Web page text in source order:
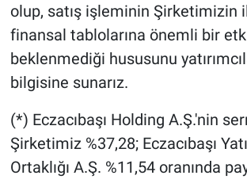
olup, satış işleminin Şirketimizin
finansal tablolarına önemli bir
beklenmediği hususunu
bilgisine sunarız.
(*) Eczacıbaşı Holding A.Ş.'nin
Şirketimiz %37,28; Eczacıbaşı
Ortaklığı A.Ş. %11,54 oranında
Popüler
Programlar
Sağlık
Spor